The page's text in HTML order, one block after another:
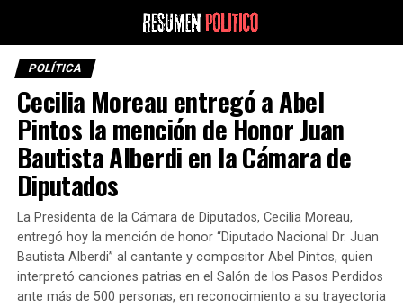
POLÍTICA
Cecilia Moreau entregó a Abel
Pintos la mención de Honor Juan
Bautista Alberdi en la Cámara de
Diputados
La Presidenta de la Cámara de Diputados, Cecilia Moreau,
entregó hoy la mención de honor “Diputado Nacional Dr. Juan
Bautista Alberdi” al cantante y compositor Abel Pintos, quien
interpretó canciones patrias en el Salón de los Pasos Perdidos
ante más de 500 personas, en reconocimiento a su trayectoria